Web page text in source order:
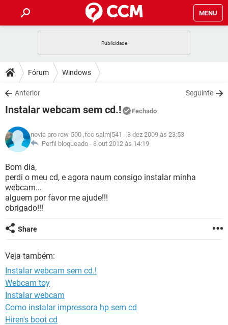
MENU
CELULAR
OUTLOOK
INSTAGRAM GMAIL
GUIA DE COMPRAS
DICAS
JOGOS
INSTAGRAM GMAIL
GUIA DE COMPRAS
DOWNLOADS
JOGOS WHATSAPP
CELULAR
OUTLOOK EXCEL
INSTAGRAM
GUIA DE COMPRAS
JOGOS WHATSAPP
CELULAR
OUTLOOK
INSTAGRAM
GUIA DE COMPRAS
GLOSSÁRIO
JOGOS
CELULAR FACEBOOK
OUTLOOK
INSTAGRAM
GUIA DE COMPRAS
Fórum Windows
Anterior Seguinte
Instalar webcam sem cd.! Fechado
novia pro rcw-500 ,fcc salmj541 - 3 dez 2009 às 23:53
Perfil bloqueado - 8 out 2012 às 14:19
Bom dia,
perdi o meu cd, e agora naum consigo instalar minha
webcam...
alguem por favor me ajude!!!
obrigado!!!
Share
Veja também:
Instalar webcam sem cd.!
Webcam toy
Instalar webcam
Como instalar impressora hp sem cd
Hiren's boot cd